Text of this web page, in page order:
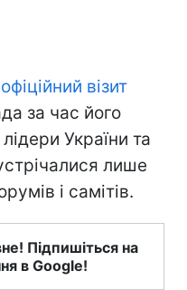
візит
за час його
України та
лише
і самітів.
Підпишіться на
в Google!